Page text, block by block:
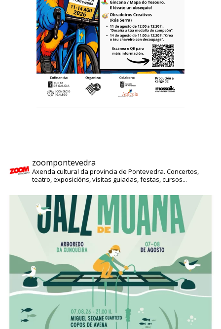
zoompontevedra
Axenda cultural da provincia de Pontevedra. Concertos,
teatro, exposicións, visitas guiadas, festas, cursos...